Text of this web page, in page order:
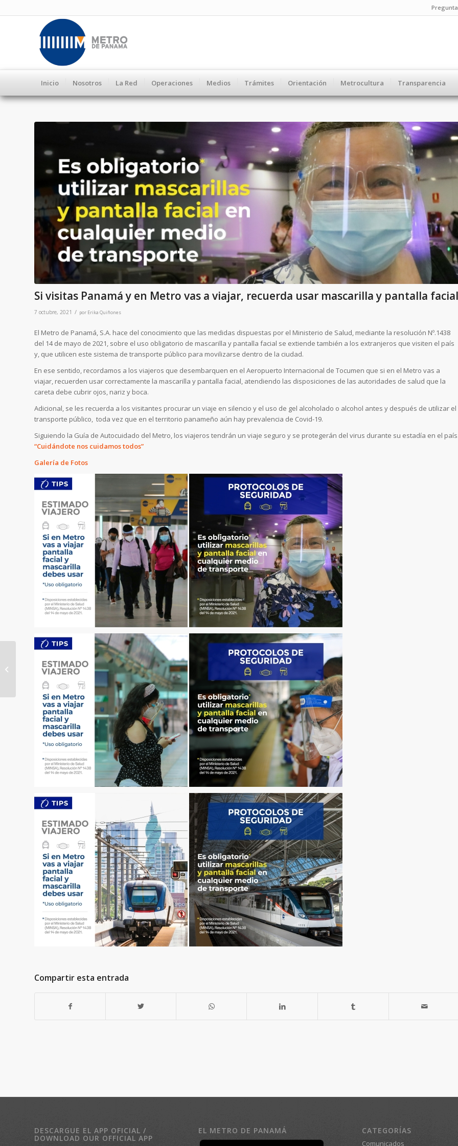
Inicio Nosotros La Red Operaciones Medios Trámites Orientación Metrocultura Transparencia
Si visitas Panamá y en Metro vas a viajar, recuerda usar mascarilla y pantalla facial
7 octubre, 2021 / por Erika Quiñones
El Metro de Panamá, S.A. hace del conocimiento que las medidas dispuestas por el Ministerio de Salud, mediante la resolución Nº.1438
del 14 de mayo de 2021, sobre el uso obligatorio de mascarilla y pantalla facial se extiende también a los extranjeros que visiten el país
y, que utilicen este sistema de transporte público para movilizarse dentro de la ciudad.
En ese sentido, recordamos a los viajeros que desembarquen en el Aeropuerto Internacional de Tocumen que si en el Metro vas a
viajar, recuerden usar correctamente la mascarilla y pantalla facial, atendiendo las disposiciones de las autoridades de salud que la
careta debe cubrir ojos, nariz y boca.
Adicional, se les recuerda a los visitantes procurar un viaje en silencio y el uso de gel alcoholado o alcohol antes y después de utilizar el
transporte público, toda vez que en el territorio panameño aún hay prevalencia de Covid-19.
Siguiendo la Guía de Autocuidado del Metro, los viajeros tendrán un viaje seguro y se protegerán del virus durante su estadía en el
“Cuidándote nos cuidamos todos”
Galería de Fotos
Compartir esta entrada
DESCARGUE EL APP OFICIAL /
DOWNLOAD OUR OFFICIAL APP
EL METRO DE PANAMÁ CATEGORÍAS
Comunicados
Inicia construcción de
pilotes en Línea 3